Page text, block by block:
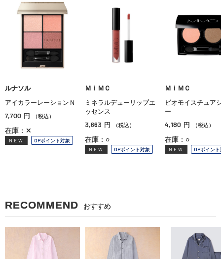
ルナソル
アイカラーレーションＮ
7,700 円 （税込）
在庫：✕
NEW OPポイント対象
ＭｉＭＣ
ミネラルデューリップエ
ッセンス
3,663 円 （税込）
在庫：○
NEW OPポイント対象
ＭｉＭＣ
ビオモイスチュア
ー
4,180 円 （税込）
在庫：○
NEW OPポイン
RECOMMEND おすすめ